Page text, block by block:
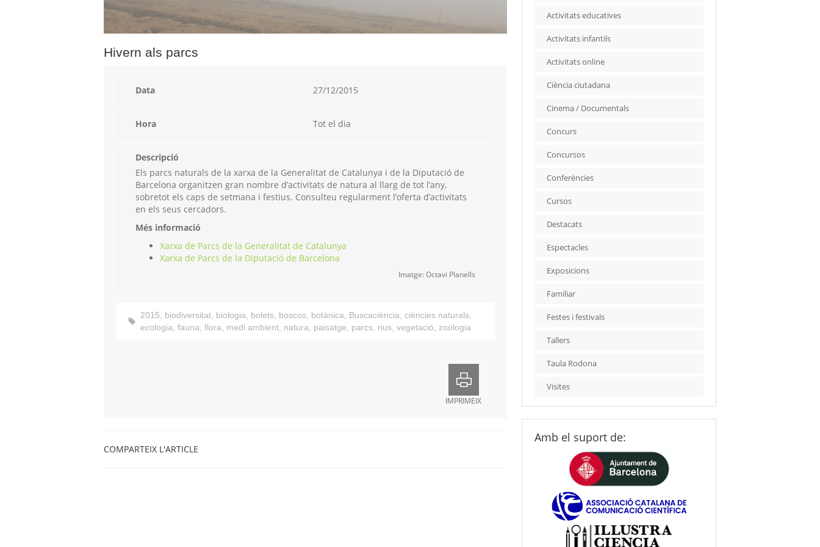
Hivern als parcs
Data 27/12/2015
Hora Tot el dia
Descripció
Els parcs naturals de la xarxa de la Generalitat de Catalunya i de la Diputació de
Barcelona organitzen gran nombre d’activitats de natura al llarg de tot l’any,
sobretot els caps de setmana i festius. Consulteu regularment l’oferta d’activitats
en els seus cercadors.
Més informació
Xarxa de Parcs de la Generalitat de Catalunya
Xarxa de Parcs de la Diputació de Barcelona
Imatge: Octavi Planells
2015, biodiversitat, biologia, bolets, boscos, botànica, Buscaciència, ciències naturals,
ecologia, fauna, flora, medi ambient, natura, paisatge, parcs, rius, vegetació, zoologia
IMPRIMEIX
COMPARTEIX L'ARTICLE
Activitats educatives
Activitats infantils
Activitats online
Ciència ciutadana
Cinema / Documentals
Concurs
Concursos
Conferències
Cursos
Destacats
Espectacles
Exposicions
Familiar
Festes i festivals
Tallers
Taula Rodona
Visites
Amb el suport de: